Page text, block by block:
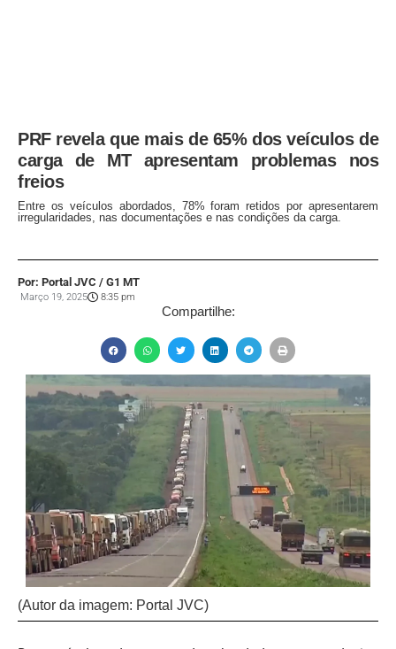
PRF revela que mais de 65% dos veículos de
carga de MT apresentam problemas nos
freios
Entre os veículos abordados, 78% foram retidos por apresentarem
irregularidades, nas documentações e nas condições da carga.
Por: Portal JVC / G1 MT
Março 19, 2025 8:35 pm
Compartilhe:
(Autor da imagem: Portal JVC)